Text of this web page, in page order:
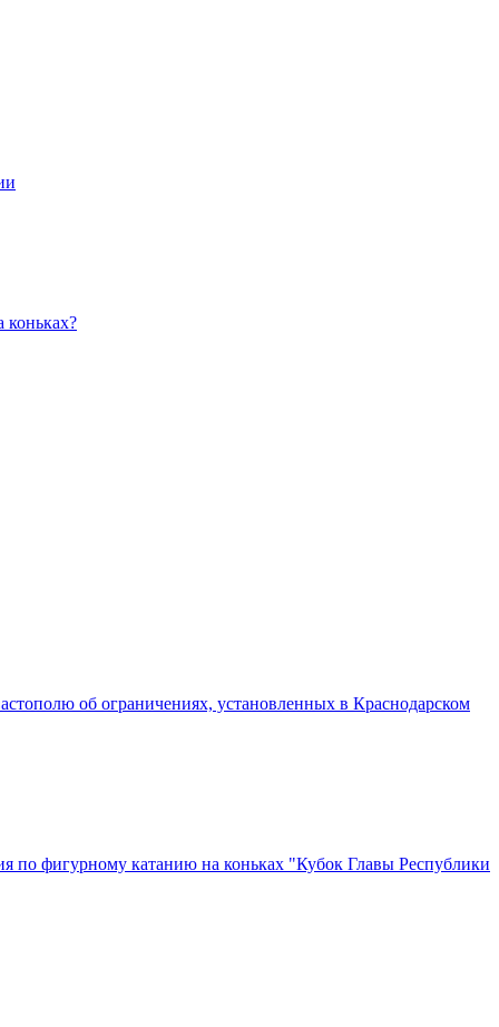
об ограничениях, установленных в Краснодарском
по фигурному катанию на коньках "Кубок Главы Республики